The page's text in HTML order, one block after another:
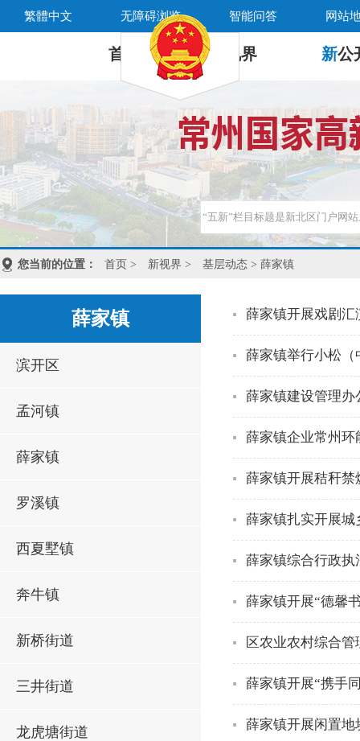
繁體中文 无障碍浏览 智能问答 网站
首 页 新 视界 新公
您当前的位置： 首页 > 新视界 > 基层动态 > 薛家镇
薛家镇
滨开区
孟河镇
薛家镇
罗溪镇
西夏墅镇
奔牛镇
新桥街道
三井街道
龙虎塘街道
薛家镇开展戏剧汇
薛家镇举行小松
薛家镇建设管理
薛家镇企业常州
薛家镇开展秸秆禁
薛家镇扎实开展城
薛家镇综合行政
薛家镇开展“德馨
区农业农村综合
薛家镇开展“携手
薛家镇开展闲置地